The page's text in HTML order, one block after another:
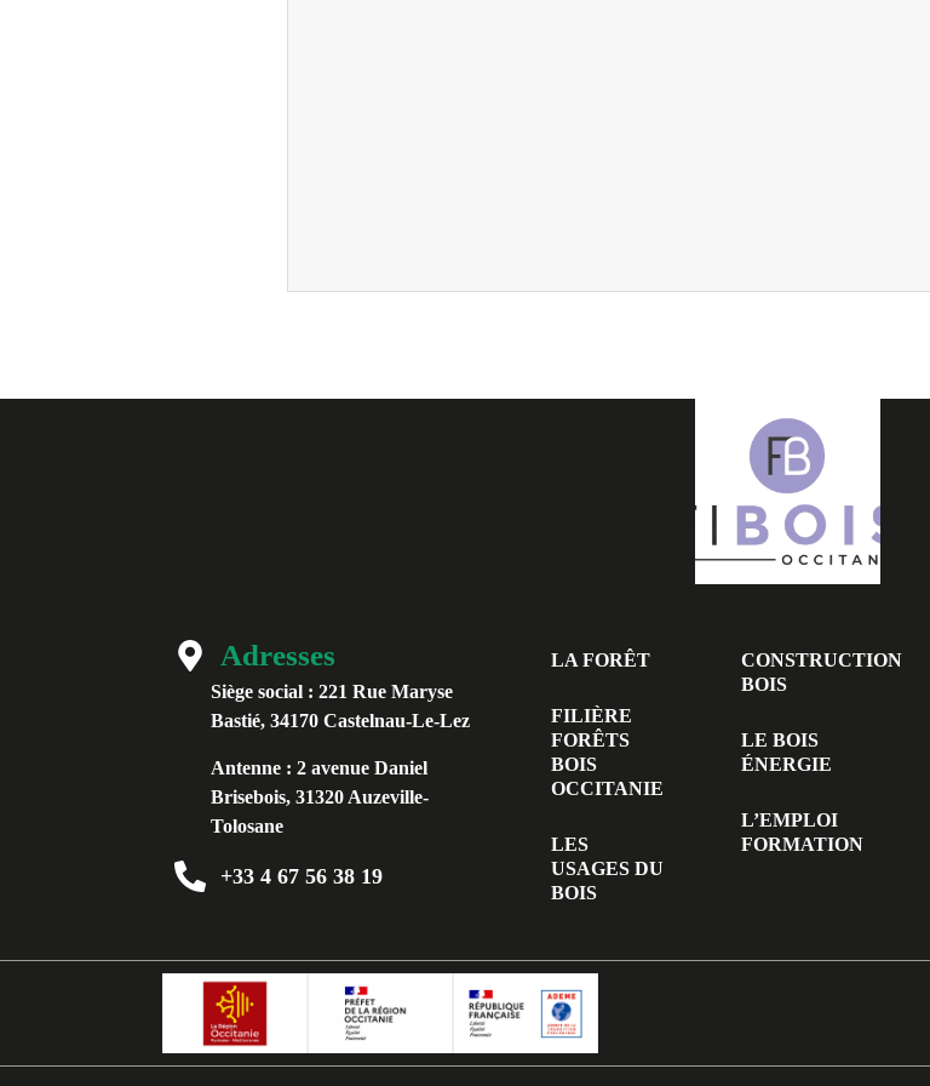
Adresses
Siège social :221 Rue Maryse
Bastié, 34170 Castelnau-Le-Lez
Antenne : 2 avenue Daniel
Brisebois, 31320 Auzeville-
Tolosane
+33 4 67 56 38 19
LA FORÊT
FILIÈRE
FORÊTS
BOIS
OCCITANIE
LES
USAGES DU
BOIS
CONSTRUCTION
BOIS
LE BOIS
ÉNERGIE
L’EMPLOI
FORMATION